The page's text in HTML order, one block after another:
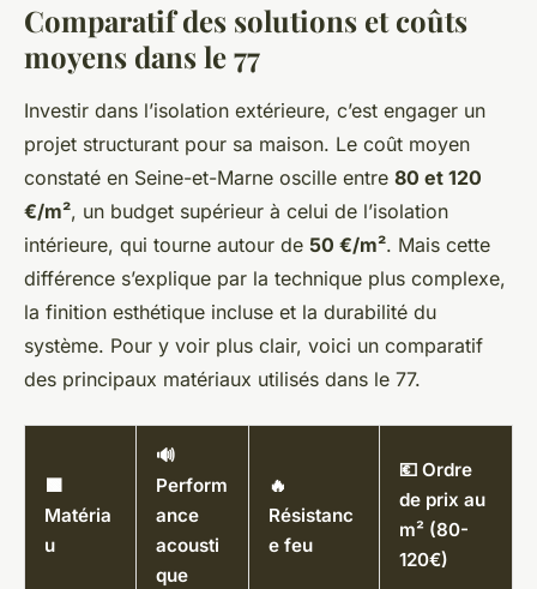
Comparatif des solutions et coûts
moyens dans le 77
Investir dans l’isolation extérieure, c’est engager un
projet structurant pour sa maison. Le coût moyen
constaté en Seine-et-Marne oscille entre 80 et 120
€/m², un budget supérieur à celui de l’isolation
intérieure, qui tourne autour de 50 €/m². Mais cette
différence s’explique par la technique plus complexe,
la finition esthétique incluse et la durabilité du
système. Pour y voir plus clair, voici un comparatif
des principaux matériaux utilisés dans le 77.
🟩
Matéria
u
🔊
Perform
ance
acousti
que
🔥
Résistanc
e feu
💶 Ordre
de prix au
m² (80-
120€)